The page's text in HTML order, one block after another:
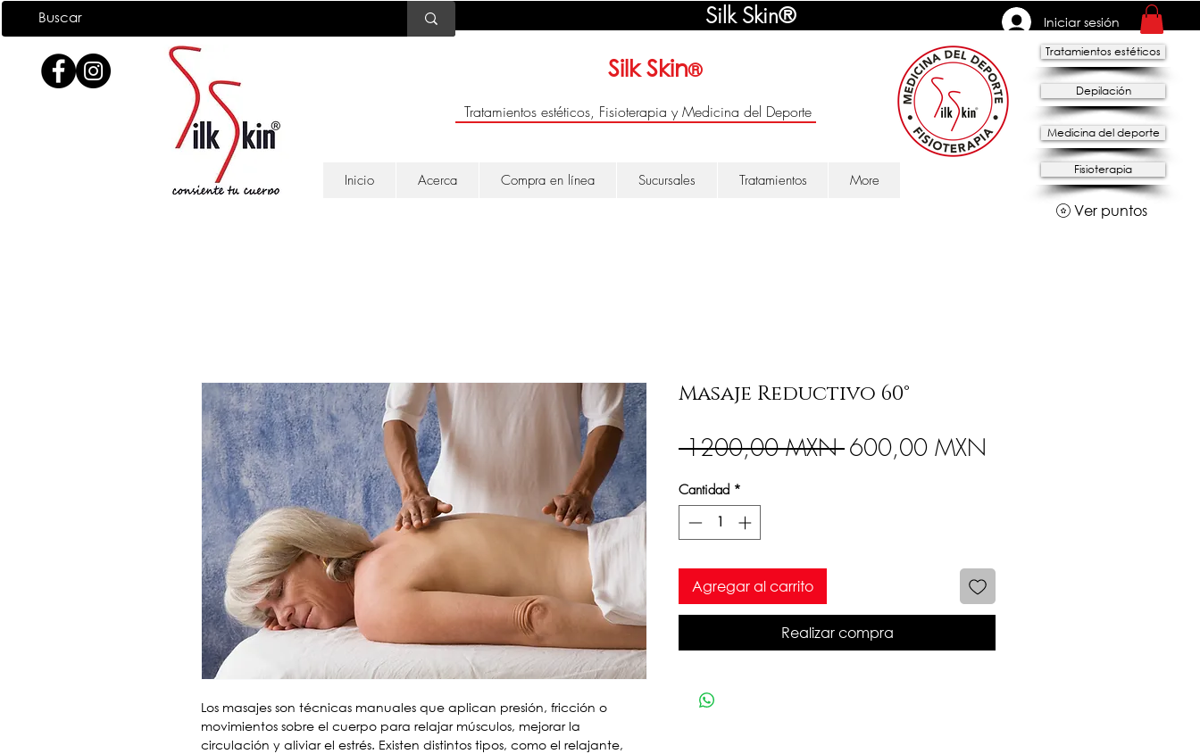
Silk Skin® Iniciar sesión
Silk Skin®
Tratamientos estéticos, Fisioterapia y Medicina del Deporte
Inicio Acerca Compra en línea Sucursales Tratamientos More
Tratamientos estéticos
Depilación
Medicina del deporte
Fisioterapia
Ver puntos
Los masajes son técnicas manuales que aplican presión, fricción o
movimientos sobre el cuerpo para relajar músculos, mejorar la
circulación y aliviar el estrés. Existen distintos tipos, como el relajante,
Masaje Reductivo 60°
1200,00 MXN Precio
600,00 MXN
Cantidad *
Agregar al carrito
Realizar compra